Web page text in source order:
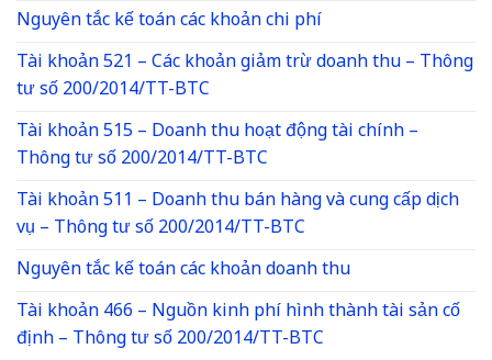
Nguyên tắc kế toán các khoản chi phí
Tài khoản 521 – Các khoản giảm trừ doanh thu – Thông
tư số 200/2014/TT-BTC
Tài khoản 515 – Doanh thu hoạt động tài chính –
Thông tư số 200/2014/TT-BTC
Tài khoản 511 – Doanh thu bán hàng và cung cấp dịch
vụ – Thông tư số 200/2014/TT-BTC
Nguyên tắc kế toán các khoản doanh thu
Tài khoản 466 – Nguồn kinh phí hình thành tài sản cố
định – Thông tư số 200/2014/TT-BTC